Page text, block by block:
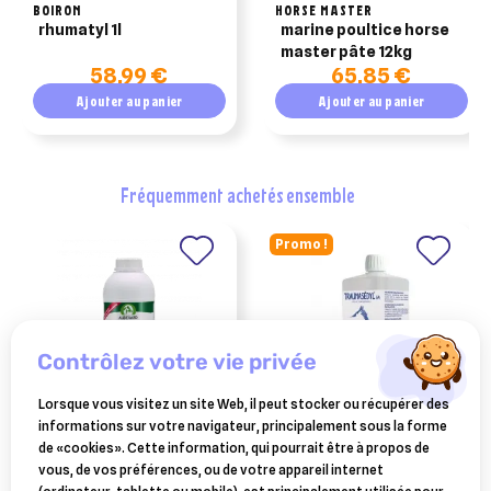
BOIRON
rhumatyl 1l
58,99 €
Ajouter au panier
HORSE MASTER
marine poultice horse
master pâte 12kg
65,85 €
Ajouter au panier
fréquemment achetés ensemble
AUDEVARD
ekyflex mobility soutien
nutritionnel cheval 1 litre
Promo !
BOIRON
traumasedyl 1 litre solution
buvable pour traumatismes
contrôlez votre vie privée
Lorsque vous visitez un site Web, il peut stocker ou récupérer des
informations sur votre navigateur, principalement sous la forme
de «cookies». Cette information, qui pourrait être à propos de
vous, de vos préférences, ou de votre appareil internet